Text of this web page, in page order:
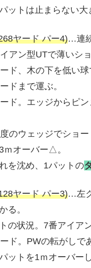
ットは止まらない
ヤード パー4)…連
アン型UTで薄いシ
ド、木の下を低い
ドまで運ぶ。
ド。エッジからピン
のウェッジでショー
オーバー△。
を沈め、1パットの
ヤード パー3)…左
る。
の状況。7番アイア
ド。PWの転がしで
ットを1ｍオーバー